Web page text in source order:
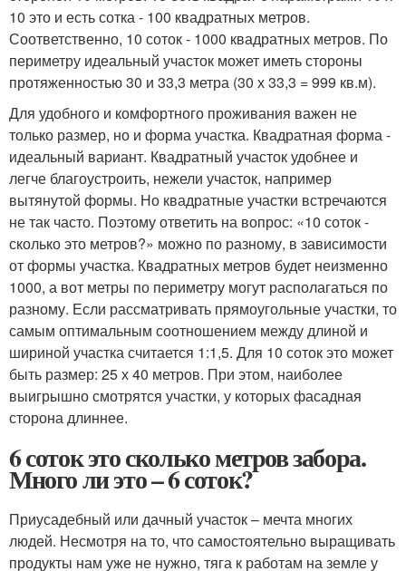
10 это и есть сотка - 100 квадратных метров.
Соответственно, 10 соток - 1000 квадратных метров. По
периметру идеальный участок может иметь стороны
протяженностью 30 и 33,3 метра (30 х 33,3 = 999 кв.м).
Для удобного и комфортного проживания важен не
только размер, но и форма участка. Квадратная форма -
идеальный вариант. Квадратный участок удобнее и
легче благоустроить, нежели участок, например
вытянутой формы. Но квадратные участки встречаются
не так часто. Поэтому ответить на вопрос: «10 соток -
сколько это метров?» можно по разному, в зависимости
от формы участка. Квадратных метров будет неизменно
1000, а вот метры по периметру могут располагаться по
разному. Если рассматривать прямоугольные участки, то
самым оптимальным соотношением между длиной и
шириной участка считается 1:1,5. Для 10 соток это может
быть размер: 25 х 40 метров. При этом, наиболее
выигрышно смотрятся участки, у которых фасадная
сторона длиннее.
6 соток это сколько метров забора.
Много ли это – 6 соток?
Приусадебный или дачный участок – мечта многих
людей. Несмотря на то, что самостоятельно выращивать
продукты нам уже не нужно, тяга к работам на земле у